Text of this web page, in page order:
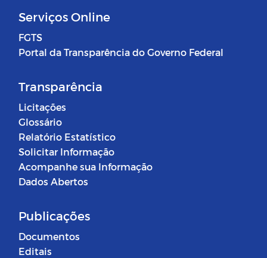
Serviços Online
FGTS
Portal da Transparência do Governo Federal
Transparência
Licitações
Glossário
Relatório Estatístico
Solicitar Informação
Acompanhe sua Informação
Dados Abertos
Publicações
Documentos
Editais